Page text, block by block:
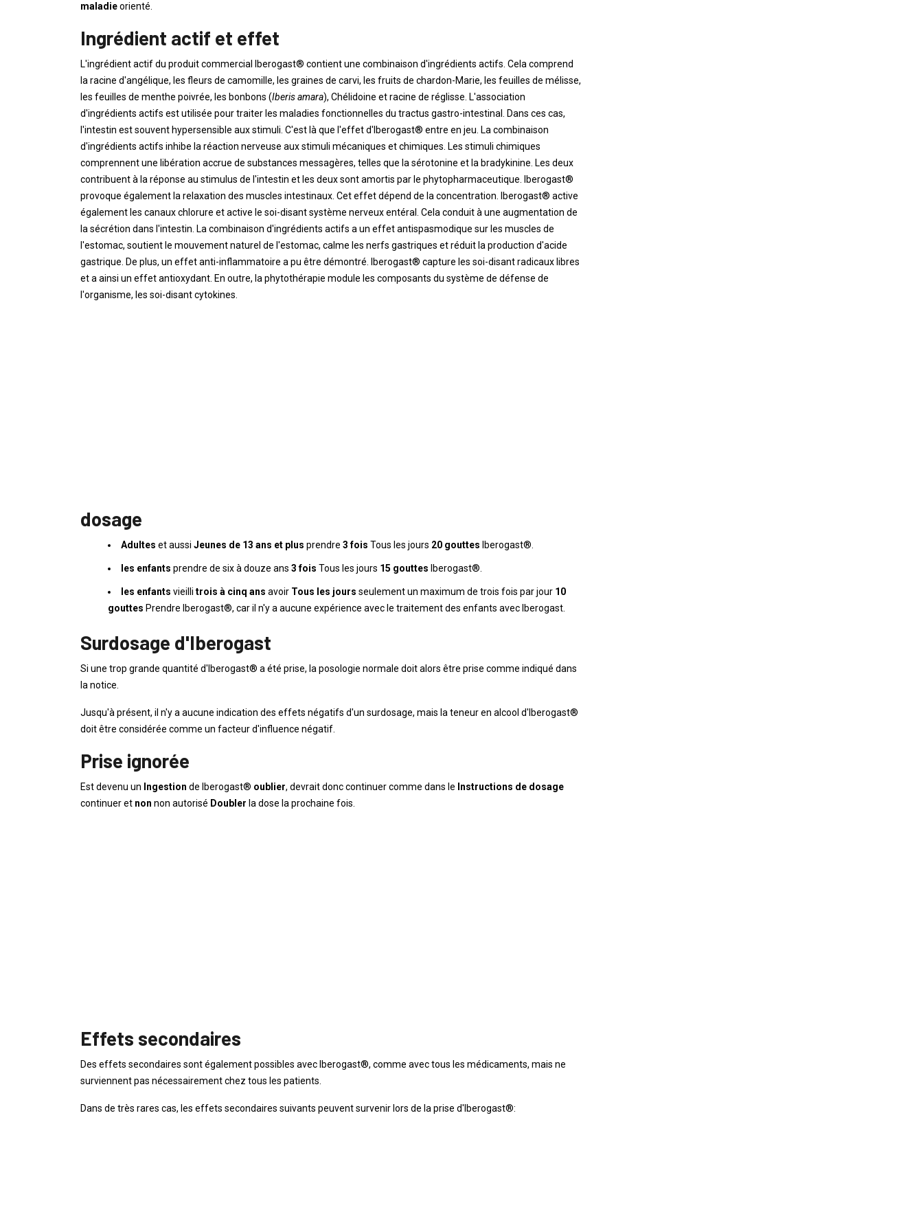
maladieorienté.
Ingrédient actif et effet
L'ingrédient actif du produit commercial Iberogast® contient une combinaison d'ingrédients actifs. Cela comprend
la racine d'angélique, les fleurs de camomille, les graines de carvi, les fruits de chardon-Marie, les feuilles de mélisse,
les feuilles de menthe poivrée, les bonbons (Iberis amara), Chélidoine et racine de réglisse. L'association
d'ingrédients actifs est utilisée pour traiter les maladies fonctionnelles du tractus gastro-intestinal. Dans ces cas,
l'intestin est souvent hypersensible aux stimuli. C'est là que l'effet d'Iberogast® entre en jeu. La combinaison
d'ingrédients actifs inhibe la réaction nerveuse aux stimuli mécaniques et chimiques. Les stimuli chimiques
comprennent une libération accrue de substances messagères, telles que la sérotonine et la bradykinine. Les deux
contribuent à la réponse au stimulus de l'intestin et les deux sont amortis par le phytopharmaceutique. Iberogast®
provoque également la relaxation des muscles intestinaux. Cet effet dépend de la concentration. Iberogast® active
également les canaux chlorure et active le soi-disant système nerveux entéral. Cela conduit à une augmentation de
la sécrétion dans l'intestin. La combinaison d'ingrédients actifs a un effet antispasmodique sur les muscles de
l'estomac, soutient le mouvement naturel de l'estomac, calme les nerfs gastriques et réduit la production d'acide
gastrique. De plus, un effet anti-inflammatoire a pu être démontré. Iberogast® capture les soi-disant radicaux libres
et a ainsi un effet antioxydant. En outre, la phytothérapie module les composants du système de défense de
l'organisme, les soi-disant cytokines.
dosage
Adultes et aussi Jeunes de 13 ans et plus prendre 3 fois Tous les jours 20 gouttes Iberogast®.
les enfants prendre de six à douze ans 3 fois Tous les jours 15 gouttes Iberogast®.
les enfants vieilli trois à cinq ans avoir Tous les jours seulement un maximum de trois fois par jour 10
gouttes Prendre Iberogast®, car il n'y a aucune expérience avec le traitement des enfants avec Iberogast.
Surdosage d'Iberogast
Si une trop grande quantité d'Iberogast® a été prise, la posologie normale doit alors être prise comme indiqué dans
la notice.
Jusqu'à présent, il n'y a aucune indication des effets négatifs d'un surdosage, mais la teneur en alcool d'Iberogast®
doit être considérée comme un facteur d'influence négatif.
Prise ignorée
Est devenu un Ingestion de Iberogast® oublier, devrait donc continuer comme dans le Instructions de dosage
continuer et non non autorisé Doubler la dose la prochaine fois.
Effets secondaires
Des effets secondaires sont également possibles avec Iberogast®, comme avec tous les médicaments, mais ne
surviennent pas nécessairement chez tous les patients.
Dans de très rares cas, les effets secondaires suivants peuvent survenir lors de la prise d'Iberogast®: